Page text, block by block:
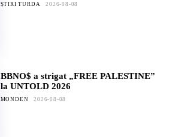
ȘTIRI TURDA 2026-08-08
BBNO$ a strigat „FREE PALESTINE”
la UNTOLD 2026
MONDEN 2026-08-08